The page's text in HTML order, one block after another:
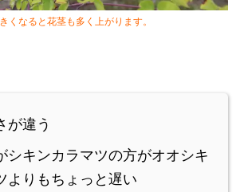
くなると花茎も多く上がります。
が違う
シキンカラマツの方がオオシキ
よりもちょっと遅い